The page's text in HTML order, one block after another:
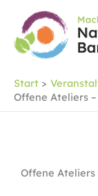
Inhalt
springen
Start
Offene Ateliers
Offene